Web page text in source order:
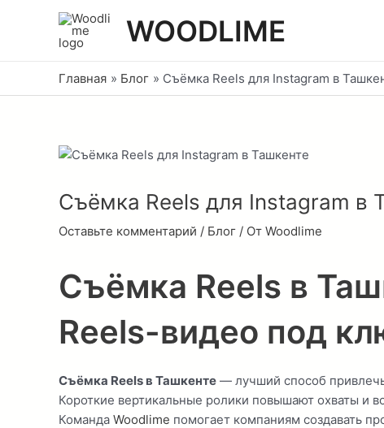
содержимому
WOODLIME
Главная Блог Съёмка Reels для Instagram в
Съёмка Reels для Instagram в
Оставьте комментарий / Блог / От Woodlime
Съёмка Reels в
Reels-видео под
Съёмка Reels в Ташкенте — лучший способ
Короткие вертикальные ролики повышают охваты и
Команда Woodlime помогает компаниям создавать
Post
navigation